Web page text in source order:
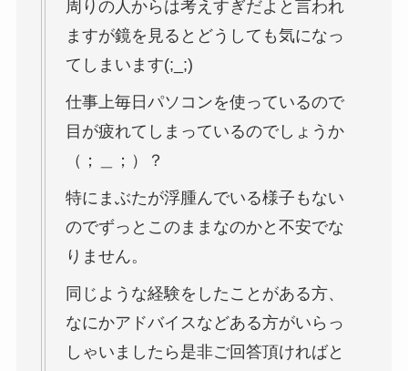
周りの人からは考えすぎだよと言われ
ますが鏡を見るとどうしても気になっ
てしまいます(;_;)
仕事上毎日パソコンを使っているので
目が疲れてしまっているのでしょうか
（；＿；）？
特にまぶたが浮腫んでいる様子もない
のでずっとこのままなのかと不安でな
りません。
同じような経験をしたことがある方、
なにかアドバイスなどある方がいらっ
しゃいましたら是非ご回答頂ければと